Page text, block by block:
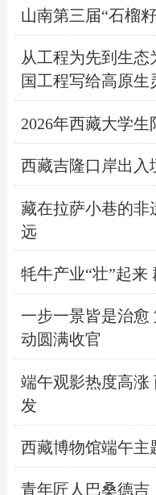
山南第三届“石榴
从工程为先到生
国工程写给高原生
2026年西藏大学
西藏吉隆口岸出入
藏在拉萨小巷的非
远
牦牛产业“壮”起来
一步一景皆是治愈
动圆满收官
端午观影热度高涨
发
西藏博物馆端午主
青年匠人巴桑德吉